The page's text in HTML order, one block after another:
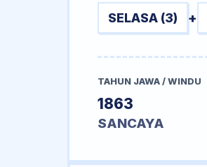
SELASA (3) +
TAHUN JAWA / WINDU
1863
SANCAYA